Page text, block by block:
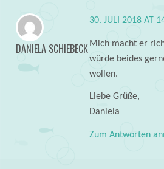
DANIELA SCHIEBECK
30. JULI 2018 AT
Mich macht er
würde beides
wollen.
Liebe Grüße,
Daniela
Zum Antworten